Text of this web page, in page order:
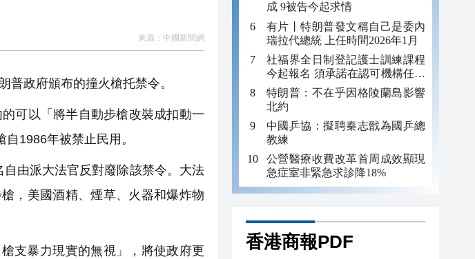
來源： 中國新聞網
普政府頒布的撞火槍托禁令。
可以「將半自動步槍改裝成扣動一
1986年被禁止民用。
由派大法官反對廢除該禁令。大法
，美國酒精、煙草、火器和爆炸物
支暴力現實的無視」，將使政府更
成 9被告今起求情
有片丨特朗普發文稱自己是委內
瑞拉代總統 上任時間2026年1月
社福界全日制登記護士訓練課程
今起報名 須承諾在認可機構任職
至少三年
特朗普：不在乎因格陵蘭島影響
北約
中國乒協：擬聘秦志戩為國乒總
教練
公營醫療收費改革首周成效顯現
急症室非緊急求診降18%
香港商報PDF